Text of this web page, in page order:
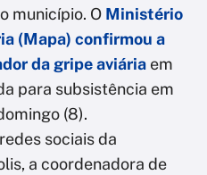
município. O Ministério
(Mapa) confirmou a
da gripe aviária em
para subsistência em
(8).
sociais da
a coordenadora de